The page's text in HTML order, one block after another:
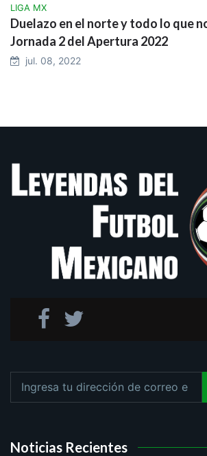
LIGA MX
Duelazo en el norte y todo lo que
Jornada 2 del Apertura 2022
jul. 08, 2022
Noticias Recientes